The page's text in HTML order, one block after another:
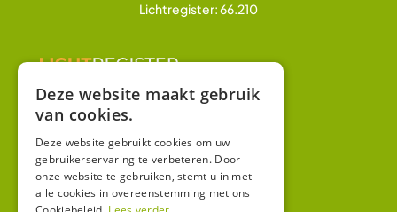
Lichtregister: 66.210
Winkel
Mijn account
Algemene voorwaarden
Deze website maakt gebruik
van cookies.
Deze website gebruikt cookies om uw
gebruikerservaring te verbeteren. Door
onze website te gebruiken, stemt u in met
alle cookies in overeenstemming met ons